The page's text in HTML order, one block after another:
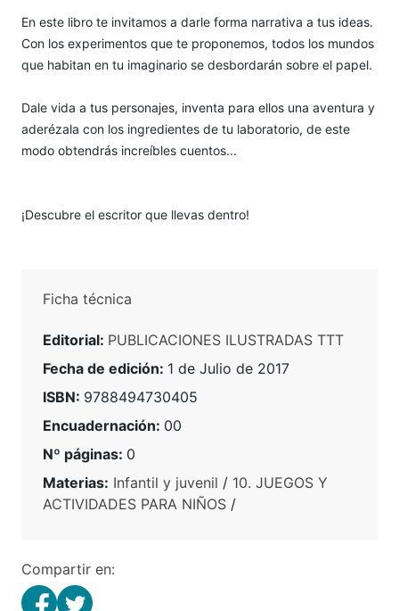
En este libro te invitamos a darle forma narrativa a tus ideas.
Con los experimentos que te proponemos, todos los mundos
que habitan en tu imaginario se desbordarán sobre el papel.
Dale vida a tus personajes, inventa para ellos una aventura y
aderézala con los ingredientes de tu laboratorio, de este
modo obtendrás increíbles cuentos...
¡Descubre el escritor que llevas dentro!
Ficha técnica
Editorial: PUBLICACIONES ILUSTRADAS TTT
Fecha de edición: 1 de Julio de 2017
ISBN: 9788494730405
Encuadernación: 00
Nº páginas: 0
Materias: Infantil y juvenil / 10. JUEGOS Y
ACTIVIDADES PARA NIÑOS /
Compartir en: